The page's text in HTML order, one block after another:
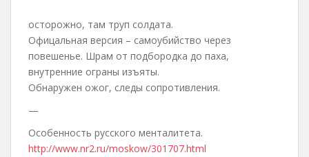
осторожно, там труп солдата.
Офицальная версия – самоубийство через
повешенье. Шрам от подбородка до паха,
внутренние ограны изъяты.
Обнаружен ожог, следы сопротивления.
—
Особенность русского менталитета.
http://www.nr2.ru/moskow/301707.html